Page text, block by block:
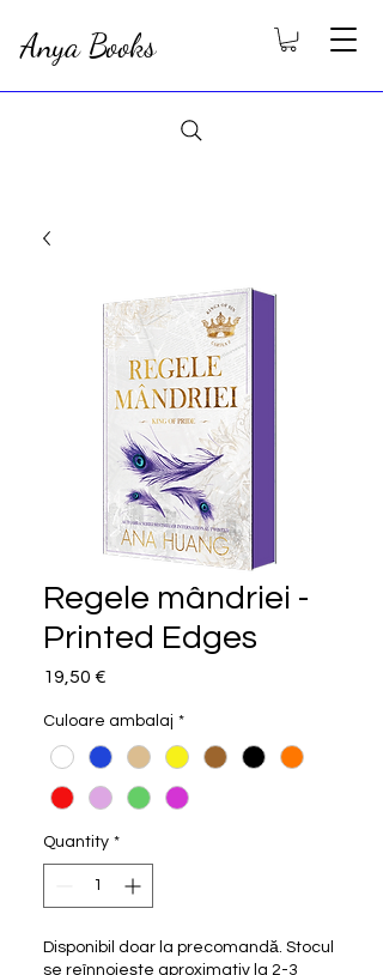
Anya Books
Regele mândriei -
Printed Edges
19,50 €
Culoare ambalaj *
Quantity *
Disponibil doar la precomandă. Stocul
se reînnoiește aproximativ la 2-3